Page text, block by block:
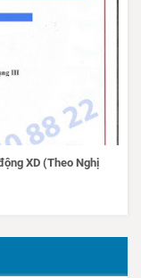
XD (Theo Nghị